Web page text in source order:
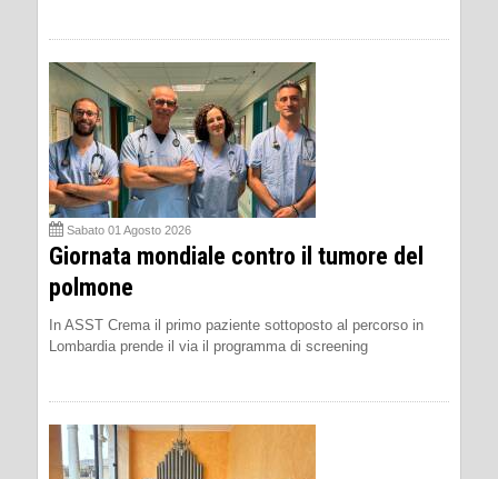
Sabato 01 Agosto 2026
Giornata mondiale contro il tumore del
polmone
In ASST Crema il primo paziente sottoposto al percorso in
Lombardia prende il via il programma di screening